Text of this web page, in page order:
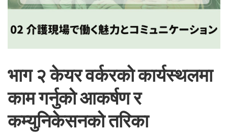
भाग २ केयर वर्करको कार्यस्थलमा
काम गर्नुको आकर्षण र
कम्युनिकेसनको तरिका